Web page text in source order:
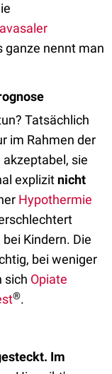
ganze nennt man
Tatsächlich
im Rahmen der
sie
explizit nicht
Hypothermie
Kindern. Die
bei weniger
sich Opiate
®.
Im